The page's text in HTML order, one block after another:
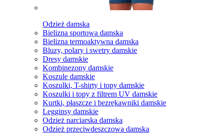
Odzież damska
Bielizna sportowa damska
Bielizna termoaktywna damska
Bluzy, polary i swetry damskie
Dresy damskie
Kombinezony damskie
Koszule damskie
Koszulki, T-shirty i topy damskie
Koszulki i topy z filtrem UV damskie
Kurtki, płaszcze i bezrękawniki damskie
Legginsy damskie
Odzież narciarska damska
Odzież przeciwdeszczowa damska